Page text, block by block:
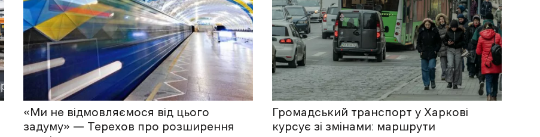
«Ми не відмовляємося від цього
задуму» — Терехов про розширення
Громадський транспорт у Харкові
курсує зі змінами: маршрути